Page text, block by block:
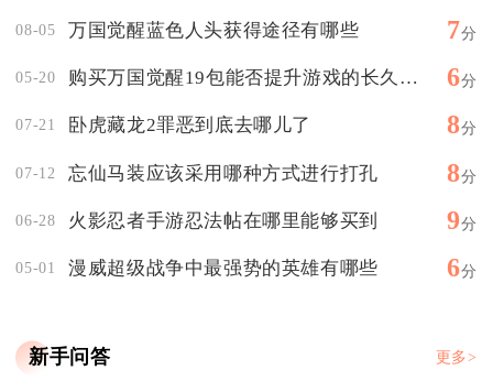
08-05 万国觉醒蓝色人头获得途径有哪些 7分
05-20 购买万国觉醒19包能否提升游戏的长久乐趣 6分
07-21 卧虎藏龙2罪恶到底去哪儿了 8分
07-12 忘仙马装应该采用哪种方式进行打孔 8分
06-28 火影忍者手游忍法帖在哪里能够买到 9分
05-01 漫威超级战争中最强势的英雄有哪些 6分
新手问答 更多>